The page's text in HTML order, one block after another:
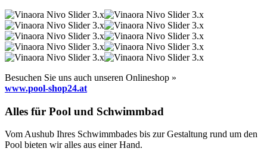
Besuchen Sie uns auch unseren Onlineshop »
www.pool-shop24.at
Alles für Pool und Schwimmbad
Vom Aushub Ihres Schwimmbades bis zur Gestaltung rund um den
Pool bieten wir alles aus einer Hand.